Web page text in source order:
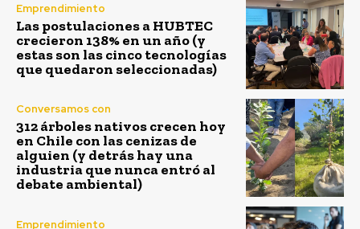
Emprendimiento
Las postulaciones a HUBTEC
crecieron 138% en un año (y
estas son las cinco tecnologías
que quedaron seleccionadas)
Conversamos con
312 árboles nativos crecen hoy
en Chile con las cenizas de
alguien (y detrás hay una
industria que nunca entró al
debate ambiental)
Emprendimiento